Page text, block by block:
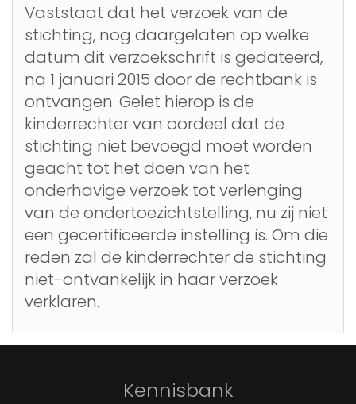
Vaststaat dat het verzoek van de
stichting, nog daargelaten op welke
datum dit verzoekschrift is gedateerd,
na 1 januari 2015 door de rechtbank is
ontvangen. Gelet hierop is de
kinderrechter van oordeel dat de
stichting niet bevoegd moet worden
geacht tot het doen van het
onderhavige verzoek tot verlenging
van de ondertoezichtstelling, nu zij niet
een gecertificeerde instelling is. Om die
reden zal de kinderrechter de stichting
niet-ontvankelijk in haar verzoek
verklaren.
Kennisbank